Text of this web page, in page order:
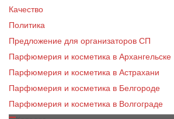
Качество
Политика
Предложение для организаторов СП
Парфюмерия и косметика в Архангельске
Парфюмерия и косметика в Астрахани
Парфюмерия и косметика в Белгороде
Парфюмерия и косметика в Волгограде